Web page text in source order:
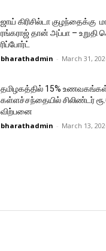
ஜாய் கிரிசில்டா குழந்தைக்கு
ரங்கராஜ் தான் அப்பா – உறுதி
ரிப்போர்ட்
bharathadmin - March 31,
தமிழகத்தில் 15%
கள்ளச்சந்தையில் சிலிண்டர்
விற்பனை
bharathadmin - March 13,